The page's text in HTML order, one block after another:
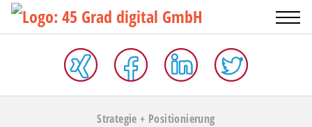
Strategie + Positionierung